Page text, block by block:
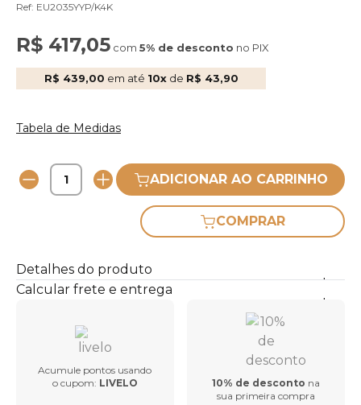
Ref: EU2035YYP/K4K
R$ 417,05 com 5% de desconto no PIX
R$ 439,00 em até 10xde R$ 43,90
Tabela de Medidas
ADICIONAR AO CARRINHO
COMPRAR
Detalhes do produto
Calcular frete e entrega
Acumule pontos usando
o cupom: LIVELO 10% de desconto na
sua primeira compra